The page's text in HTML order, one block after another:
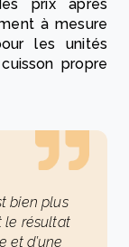
prix après
à mesure
les unités
propre
bien plus
le résultat
et d’une